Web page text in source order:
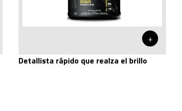
+
Detallista rápido que realza el brillo